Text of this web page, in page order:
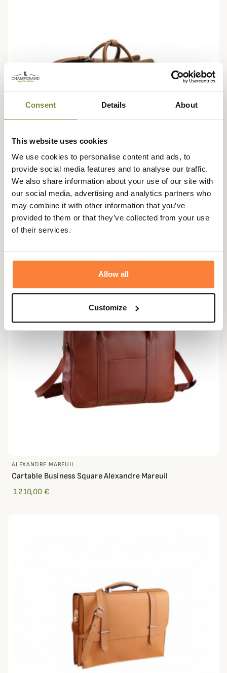
Consent Details About
This website uses cookies
We use cookies to personalise content and ads, to
provide social media features and to analyse our traffic.
We also share information about your use of our site with
our social media, advertising and analytics partners who
may combine it with other information that you’ve
provided to them or that they’ve collected from your use
of their services.
Allow all
Customize
LEBEAU-COURALLY
Sac de Voyage en Toile Medium Green Lebeau-Courally
1 225,00 €
ALEXANDRE MAREUIL
Cartable Business Square Alexandre Mareuil
1 210,00 €